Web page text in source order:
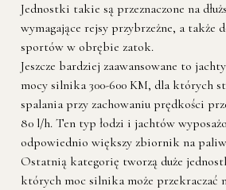
Jednostki takie są przeznaczone na
wymagające rejsy przybrzeżne, a także
sportów w obrębie zatok.
Jeszcze bardziej zaawansowane to
mocy silnika 300-600 KM, dla których
spalania przy zachowaniu prędkości
80 l/h. Ten typ łodzi i jachtów
odpowiednio większy zbiornik na
Ostatnią kategorię tworzą duże
których moc silnika może przekraczać